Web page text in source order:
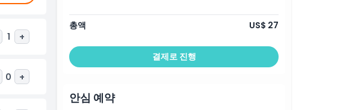
1 +
0 +
총액 US$ 27
결제로 진행
안심 예약